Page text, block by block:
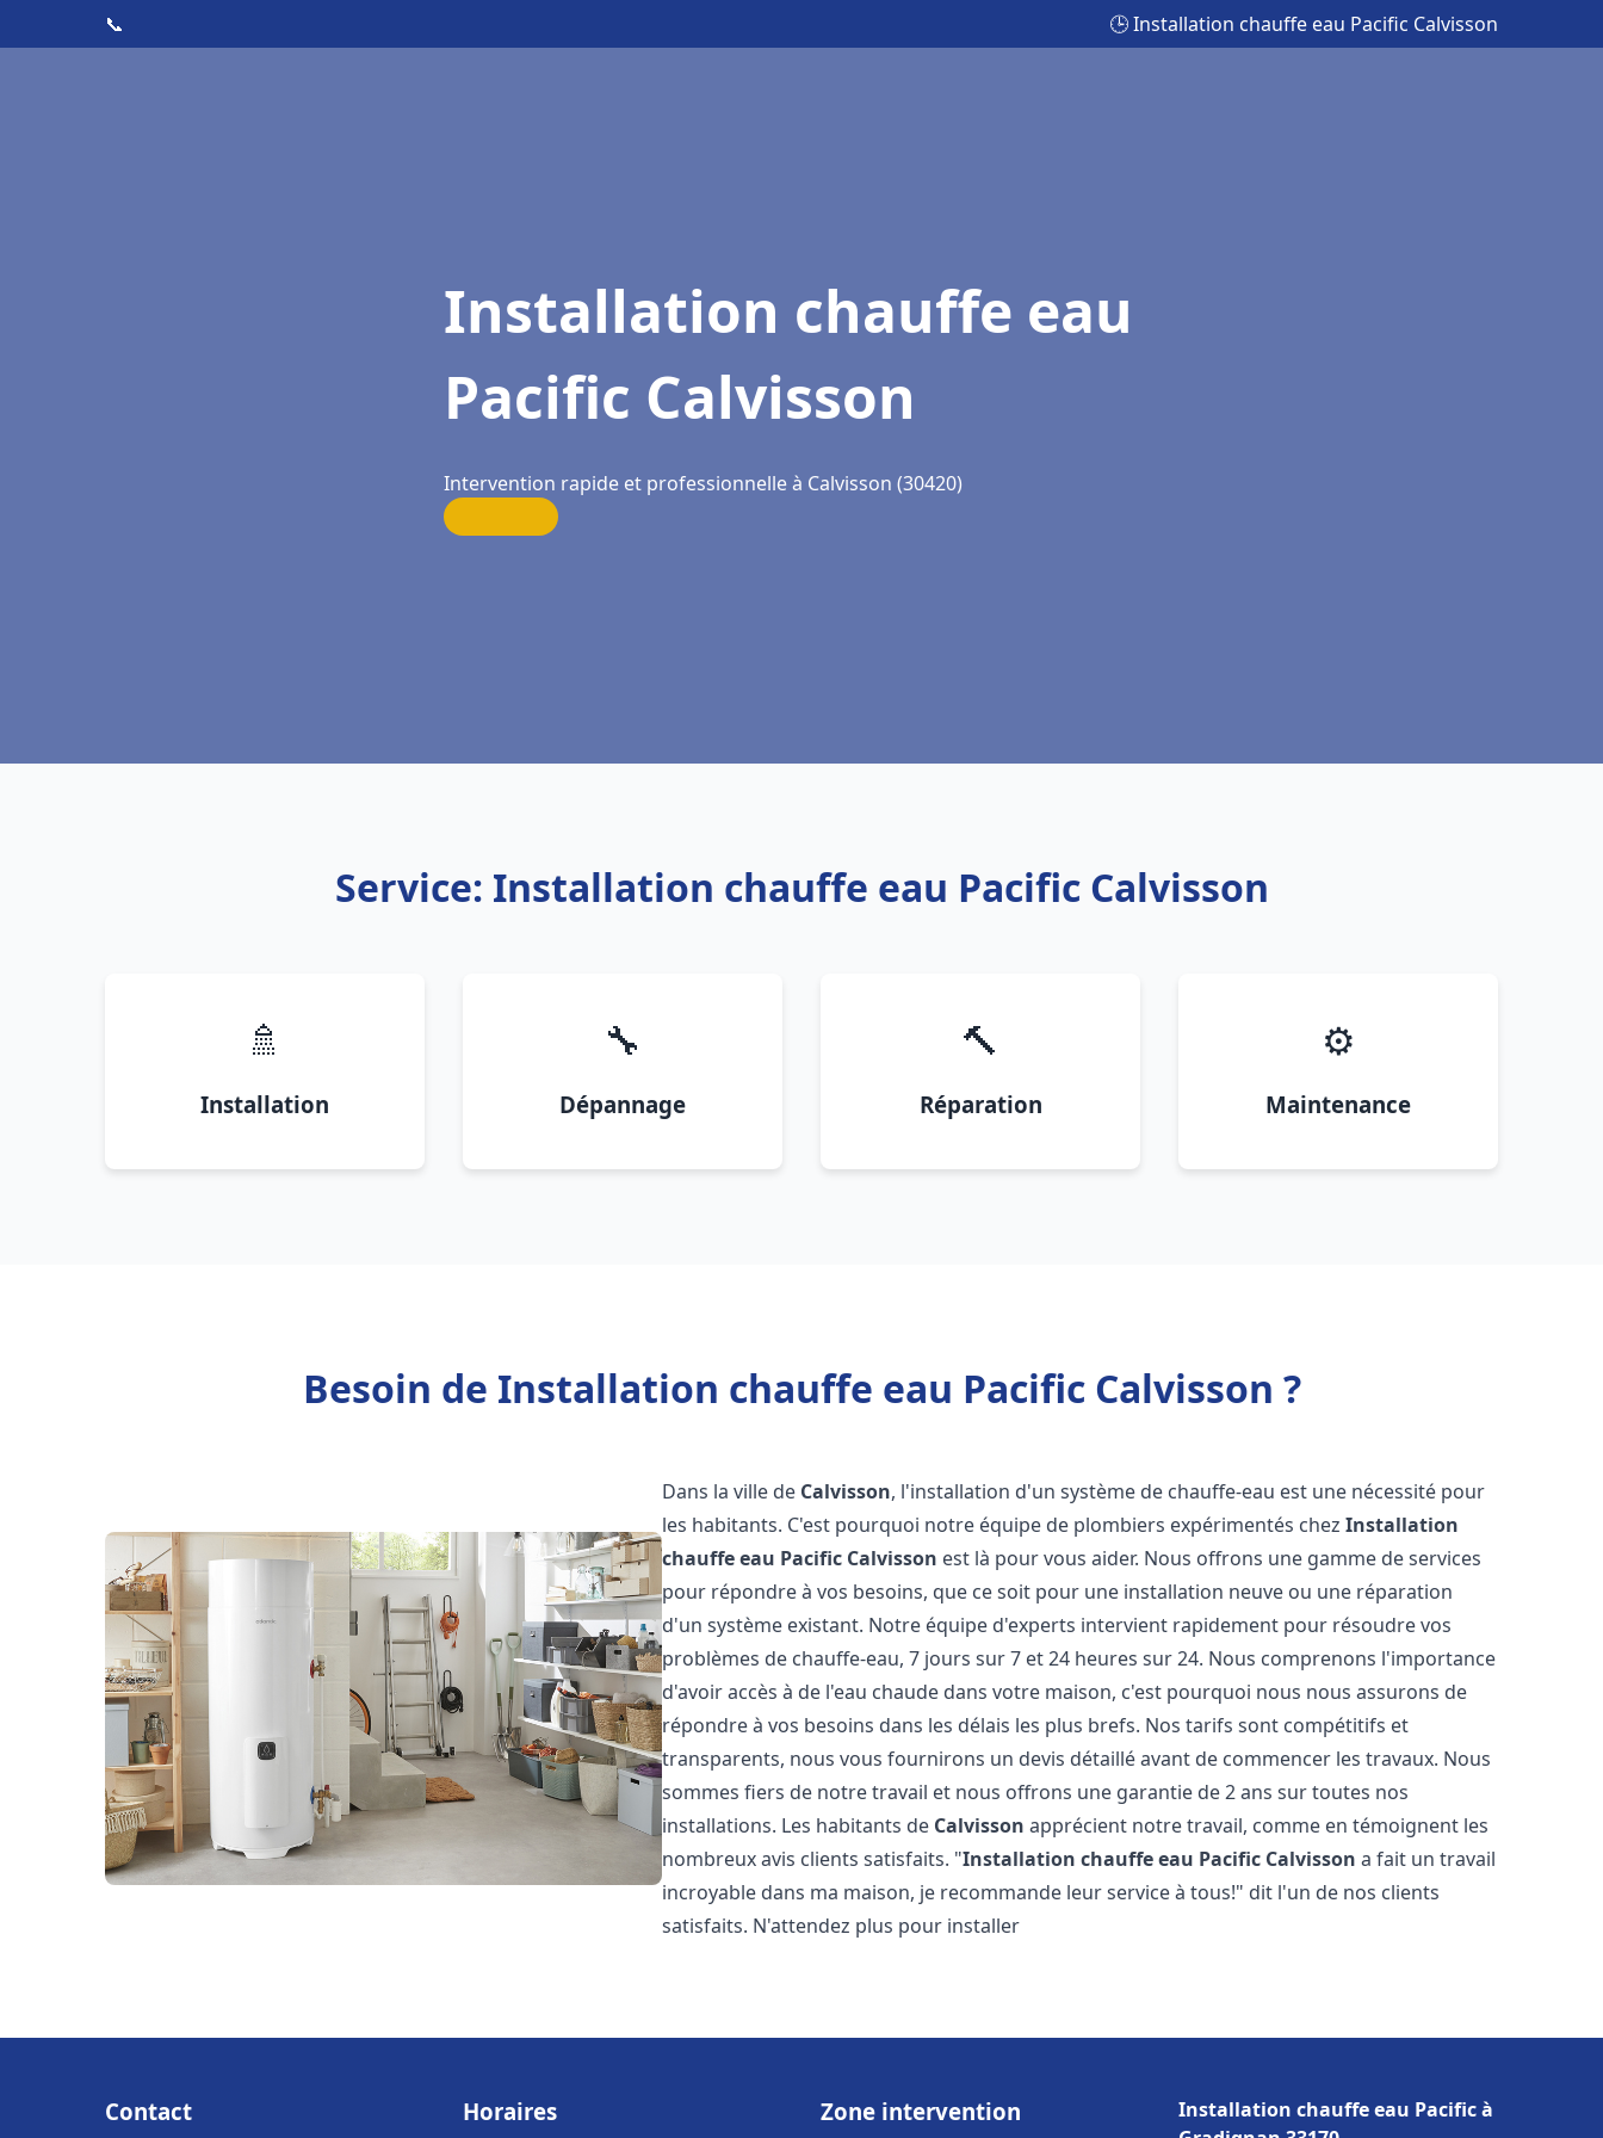
📞 🕒 Installation chauffe eau Pacific Calvisson
Installation chauffe eau
Pacific Calvisson
Intervention rapide et professionnelle à Calvisson (30420)
Service: Installation chauffe eau Pacific Calvisson
🚿
Installation
🔧
Dépannage
🔨
Réparation
⚙️
Maintenance
Besoin de Installation chauffe eau Pacific Calvisson ?
Dans la ville de Calvisson, l'installation d'un système de chauffe-eau est une nécessité pour
les habitants. C'est pourquoi notre équipe de plombiers expérimentés chezInstallation
chauffe eau Pacific Calvisson est là pour vous aider. Nous offrons une gamme de services
pour répondre à vos besoins, que ce soit pour une installation neuve ou une réparation
d'un système existant. Notre équipe d'experts intervient rapidement pour résoudre vos
problèmes de chauffe-eau, 7 jours sur 7 et 24 heures sur 24. Nous comprenons l'importance
d'avoir accès à de l'eau chaude dans votre maison, c'est pourquoi nous nous assurons de
répondre à vos besoins dans les délais les plus brefs. Nos tarifs sont compétitifs et
transparents, nous vous fournirons un devis détaillé avant de commencer les travaux. Nous
sommes fiers de notre travail et nous offrons une garantie de 2 ans sur toutes nos
installations. Les habitants de Calvisson apprécient notre travail, comme en témoignent les
nombreux avis clients satisfaits. "Installation chauffe eau Pacific Calvisson a fait un travail
incroyable dans ma maison, je recommande leur service à tous!" dit l'un de nos clients
satisfaits. N'attendez plus pour installer
Contact Horaires Zone intervention
Installation chauffe eau Pacific à